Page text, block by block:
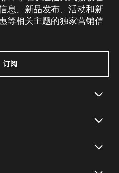
息、新品发布、活动和新
等相关主题的独家营销信
订阅